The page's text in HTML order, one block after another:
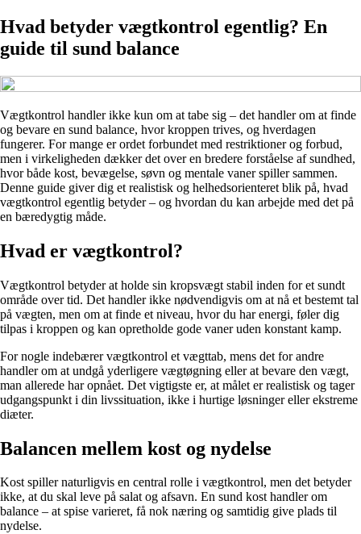
Hvad betyder vægtkontrol egentlig? En
guide til sund balance
Vægtkontrol handler ikke kun om at tabe sig – det handler om at finde
og bevare en sund balance, hvor kroppen trives, og hverdagen
fungerer. For mange er ordet forbundet med restriktioner og forbud,
men i virkeligheden dækker det over en bredere forståelse af sundhed,
hvor både kost, bevægelse, søvn og mentale vaner spiller sammen.
Denne guide giver dig et realistisk og helhedsorienteret blik på, hvad
vægtkontrol egentlig betyder – og hvordan du kan arbejde med det på
en bæredygtig måde.
Hvad er vægtkontrol?
Vægtkontrol betyder at holde sin kropsvægt stabil inden for et sundt
område over tid. Det handler ikke nødvendigvis om at nå et bestemt tal
på vægten, men om at finde et niveau, hvor du har energi, føler dig
tilpas i kroppen og kan opretholde gode vaner uden konstant kamp.
For nogle indebærer vægtkontrol et vægttab, mens det for andre
handler om at undgå yderligere vægtøgning eller at bevare den vægt,
man allerede har opnået. Det vigtigste er, at målet er realistisk og tager
udgangspunkt i din livssituation, ikke i hurtige løsninger eller ekstreme
diæter.
Balancen mellem kost og nydelse
Kost spiller naturligvis en central rolle i vægtkontrol, men det betyder
ikke, at du skal leve på salat og afsavn. En sund kost handler om
balance – at spise varieret, få nok næring og samtidig give plads til
nydelse.